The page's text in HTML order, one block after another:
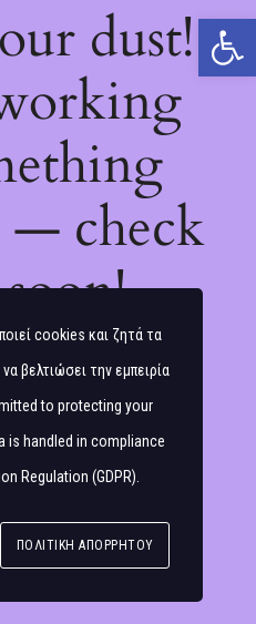
Ανοίξτε τη γραμμή εργαλείων
dust!
— check
cookies και ζητά τα
βελτιώσει την εμπειρία
to protecting your
is handled in compliance
Regulation (GDPR)
ΠΟΛΙΤΙΚΉ ΑΠΟΡΡΉΤΟΥ